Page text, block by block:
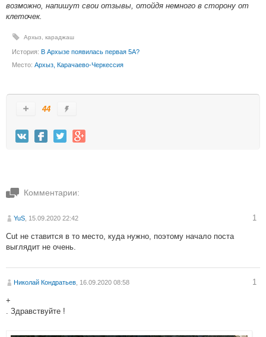
возможно, напишут свои отзывы, отойдя немного в сторону от
клеточек.
Архыз караджаш
История: В Архызе появилась первая 5А?
Место: Архыз, Карачаево-Черкессия
44
Комментарии:
YuS , 15.09.2020 22:42 1
Cut не ставится в то место, куда нужно, поэтому начало поста
выглядит не очень.
Николай Кондратьев , 16.09.2020 08:58 1
+
. Здравствуйте !